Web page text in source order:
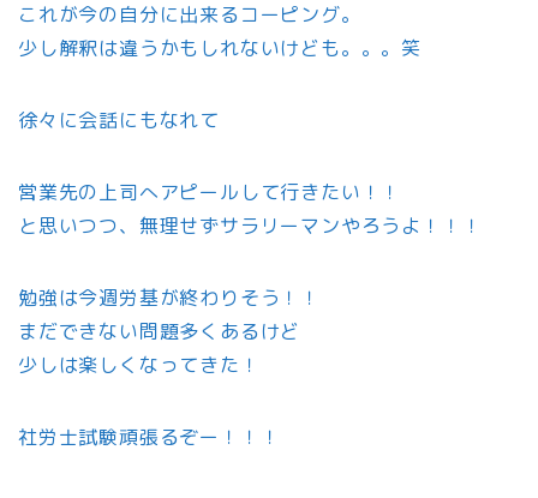
これが今の自分に出来るコーピング。
少し解釈は違うかもしれないけども。。。笑
徐々に会話にもなれて
営業先の上司へアピールして行きたい！！
と思いつつ、無理せずサラリーマンやろうよ！！！
勉強は今週労基が終わりそう！！
まだできない問題多くあるけど
少しは楽しくなってきた！
社労士試験頑張るぞー！！！